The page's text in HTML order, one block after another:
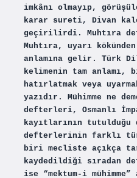
imkânı olmayıp,
karar sureti, Divan
geçirilirdi. Muhtıra
Muhtıra, uyarı
anlamına gelir. Türk Dil
kelimenin tam anlamı,
hatırlatmak veya
yazıdır. Mühimme ne
defterleri, Osmanlı
kayıtlarının tutulduğu
defterlerinin farklı
biri mecliste açıkça
kaydedildiği sıradan
ise “mektum-i